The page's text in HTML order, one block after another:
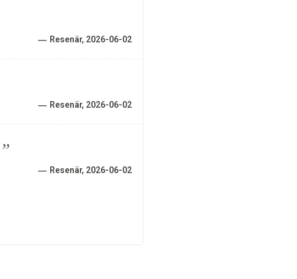
Resenär 2026-06-02
Resenär 2026-06-02
Resenär 2026-06-02